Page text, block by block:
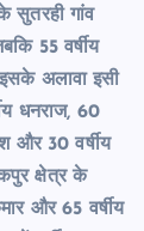
सुतरही गांव
55 वर्षीय
इसके अलावा इसी
धनराज, 60
और 30 वर्षीय
क्षेत्र के
और 65 वर्षीय